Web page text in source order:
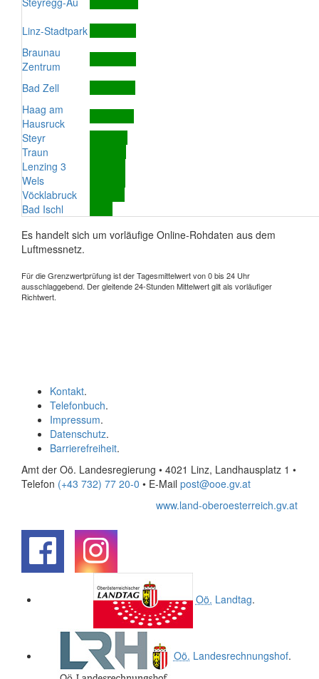
Linz-Stadtpark
Braunau
Zentrum
Bad Zell
Haag am
Hausruck
Steyr
Traun
Lenzing 3
Wels
Vöcklabruck
Bad Ischl
Es handelt sich um vorläufige Online-Rohdaten aus dem
Luftmessnetz.
Für die Grenzwertprüfung ist der Tagesmittelwert von 0 bis 24 Uhr
ausschlaggebend. Der gleitende 24-Stunden Mittelwert gilt als vorläufiger
Richtwert.
Kontakt.
Telefonbuch.
Impressum.
Datenschutz.
Barrierefreiheit.
Amt der Oö. Landesregierung • 4021 Linz, Landhausplatz 1 •
Telefon (+43 732) 77 20-0 • E-Mail post@ooe.gv.at
www.land-oberoesterreich.gv.at
Oö. Landtag.
Oö. Landesrechnungshof.